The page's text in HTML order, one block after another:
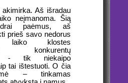
akimirka. Aš išradau
neįmanoma. Šią
paėmus, aš
prieš savo nedorus
laiko klostes
konkurentų
- tik niekaipo
tai ištestuoti. O čia
– tinkamas